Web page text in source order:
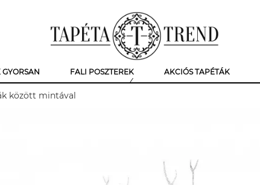
FALI POSZTEREK AKCIÓS TAPÉTÁK
között mintával